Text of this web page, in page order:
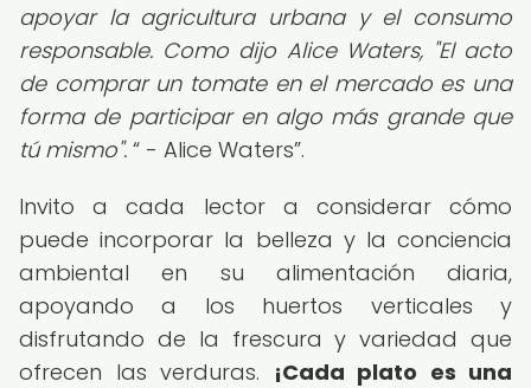
apoyar la agricultura urbana y el consumo
responsable. Como dijo Alice Waters, "El acto
de comprar un tomate en el mercado es una
forma de participar en algo más grande que
tú mismo".
- Alice Waters .
Invito a cada lector a considerar cómo
puede incorporar la belleza y la conciencia
ambiental en su alimentación diaria,
apoyando a los huertos verticales y
disfrutando de la frescura y variedad que
ofrecen las verduras. ¡Cada plato es una